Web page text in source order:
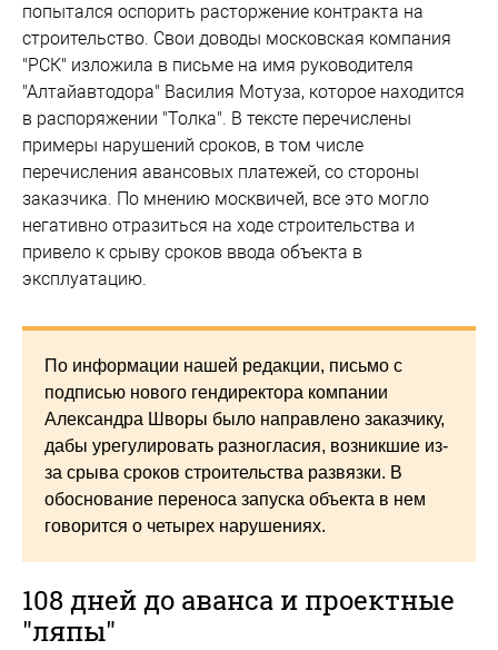
попытался оспорить расторжение контракта на
строительство. Свои доводы московская компания
"РСК" изложила в письме на имя руководителя
"Алтайавтодора" Василия Мотуза, которое находится
в распоряжении "Толка". В тексте перечислены
примеры нарушений сроков, в том числе
перечисления авансовых платежей, со стороны
заказчика. По мнению москвичей, все это могло
негативно отразиться на ходе строительства и
привело к срыву сроков ввода объекта в
эксплуатацию.
По информации нашей редакции, письмо с
подписью нового гендиректора компании
Александра Шворы было направлено заказчику,
дабы урегулировать разногласия, возникшие из-
за срыва сроков строительства развязки. В
обоснование переноса запуска объекта в нем
говорится о четырех нарушениях.
108 дней до аванса и проектные
"ляпы"